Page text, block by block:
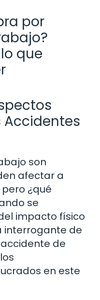
por
que
Accidentes
son
afectar a
¿qué
se
impacto físico
interrogante de
de
en este